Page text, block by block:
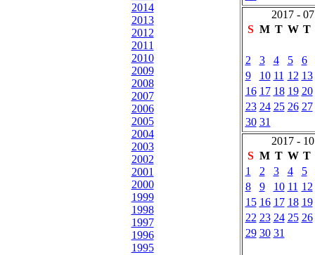
2014
2013
2012
2011
2010
2009
2008
2007
2006
2005
2004
2003
2002
2001
2000
1999
1998
1997
1996
1995
2017 - 07
S M T W T
2 3 4 5
6
9
10 11 12 13
16 17 18 19 20
23 24 25 26 27
30 31
2017 - 10
S M T W T
1
2 3 4
5
8
9 10 11 12
15 16 17 18 19
22 23 24 25 26
29 30 31